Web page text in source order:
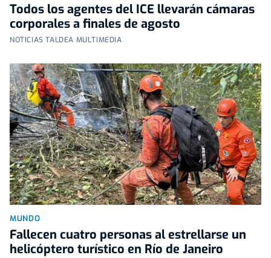
Todos los agentes del ICE llevarán cámaras
corporales a finales de agosto
NOTICIAS TALDEA MULTIMEDIA
MUNDO
Fallecen cuatro personas al estrellarse un
helicóptero turístico en Río de Janeiro